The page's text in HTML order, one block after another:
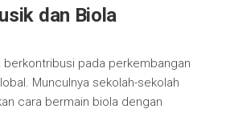
dan Biola
berkontribusi pada perkembangan
Munculnya sekolah-sekolah
cara bermain biola dengan